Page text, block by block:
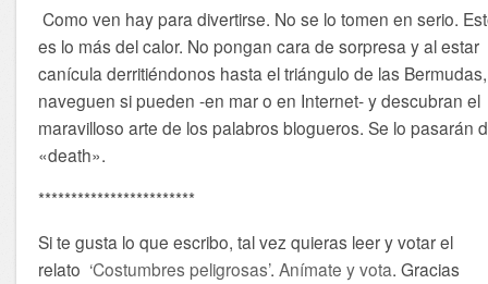
Como ven hay para divertirse. No se lo tomen en serio.
es lo más del calor. No pongan cara de sorpresa y al estar
canícula derritiéndonos hasta el triángulo de las Bermudas,
naveguen si pueden -en mar o en Internet- y descubran el
maravilloso arte de los palabros blogueros. Se lo pasarán
«death».
************************
Si te gusta lo que escribo, tal vez quieras leer y votar el
relato ‘Costumbres peligrosas’.Anímate y vota. Gracias